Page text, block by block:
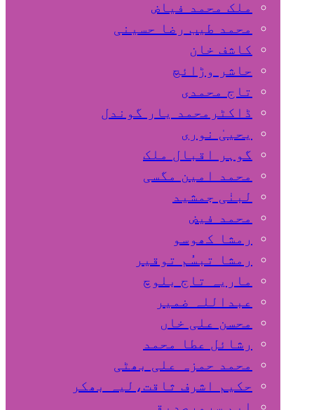
ملک محمد فیاض
محمد طیب رضا حسینی
کاشف خان
حاشر وڑائچ
تاج محمدی
ڈاکٹرمحمد یار گوندل
گوہر اقبال ملک
محمد امین مگسی
لبنٰی جمشید
محمد فیض
رمشا کھوسو
رمشا تبسُم توقیر
ماریہ تاج بلوچ
عبداللہ ضمیر
محسن علی خاں
رشائل عطا محمد
محمد حمزہ علی بھٹی
حکیم اشرف ثاقت،لیہ بھکر
ایم سرورصدیقی